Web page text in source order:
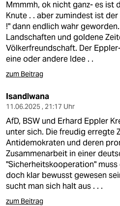
veranstaltungen
shop
fragen & hilfe
unterstützen
abo
genossenschaft
epaper login
Mmmmh, ok nicht ganz- es ist
Knute . . aber zumindest ist
!" dann endlich wahr
Landschaften und goldene
Völkerfreundschaft. Der
eine oder andere Idee . .
zum Beitrag
Isandlwana
11.06.2025 , 21:17 Uhr
AfD, BSW und Erhard Eppler
unter sich. Die freudig erregte
Antidemokraten und deren
Zusammenarbeit in einer
"Sicherheitskooperation"
doch klar bewusst gewesen
sucht man sich halt aus . . .
zum Beitrag